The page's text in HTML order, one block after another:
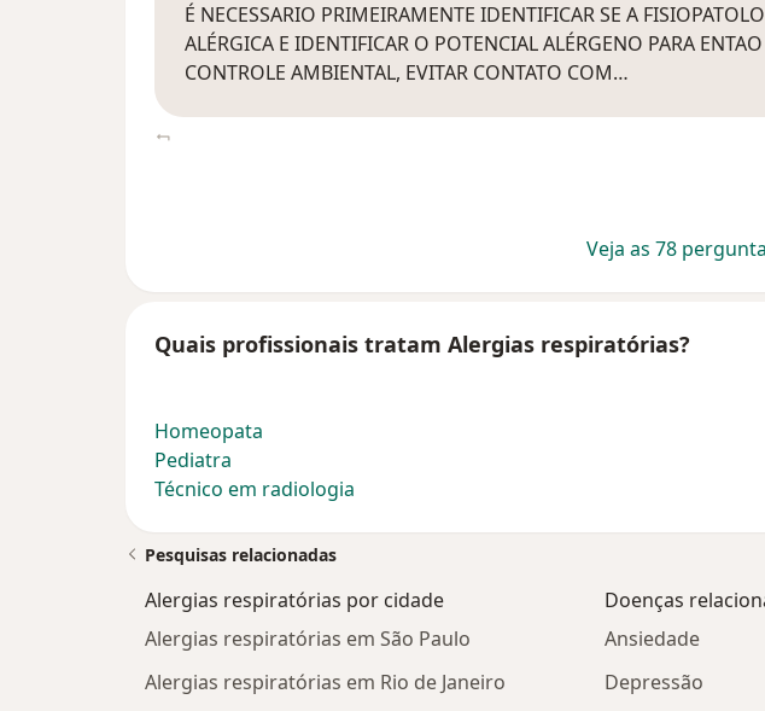
É NECESSARIO PRIMEIRAMENTE IDENTIFICAR SE A
ALÉRGICA E IDENTIFICAR O POTENCIAL ALÉRGENO PARA
CONTROLE AMBIENTAL, EVITAR CONTATO COM…
Veja as 78
Quais profissionais tratam Alergias respiratórias?
Homeopata
Pediatra
Técnico em radiologia
Pesquisas relacionadas
Alergias respiratórias por cidade
Alergias respiratórias em São Paulo
Alergias respiratórias em Rio de Janeiro
Doenças
Ansiedade
Depressão